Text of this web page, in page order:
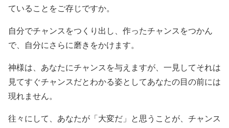
ていることをご存じですか。
自分でチャンスをつくり出し、作ったチャンスをつかん
で、自分にさらに磨きをかけます。
神様は、あなたにチャンスを与えますが、一見してそれは
見てすぐチャンスだとわかる姿としてあなたの目の前には
現れません。
往々にして、あなたが「大変だ」と思うことが、チャンス